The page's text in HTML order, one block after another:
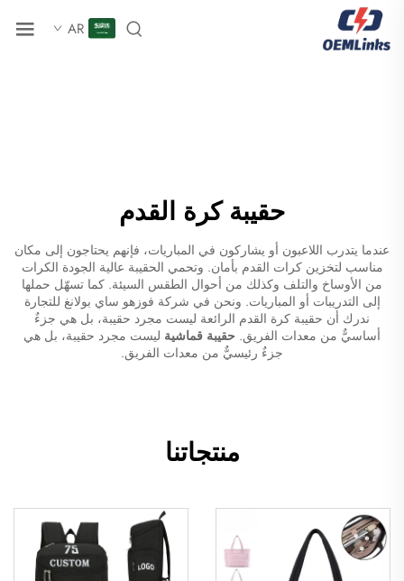
AR
حقيبة كرة القدم
عندما يتدرب اللاعبون أو يشاركون في المباريات، فإنهم يحتاجون إلى مكان
مناسب لتخزين كرات القدم بأمان. وتحمي الحقيبة عالية الجودة الكرات
من الأوساخ والتلف وكذلك من أحوال الطقس السيئة. كما تسهّل حملها
إلى التدريبات أو المباريات. ونحن في شركة فوزهو ساي بولانغ للتجارة
ندرك أن حقيبة كرة القدم الرائعة ليست مجرد حقيبة، بل هي جزءٌ
أساسيٌّ من معدات الفريق. حقيبة قماشية ليست مجرد حقيبة، بل هي
جزءٌ رئيسيٌّ من معدات الفريق.
منتجاتنا